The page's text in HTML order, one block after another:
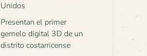
Unidos
Presentan el primer
gemelo digital 3D de un
distrito costarricense